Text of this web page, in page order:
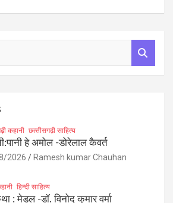
कहानी छत्‍तीसगढ़ी साहित्‍य
हे अमोल -डोरेलाल कैवर्त
2026 Ramesh kumar Chauhan
हिन्दी साहित्य
: मेडल -डॉ. विनोद कुमार वर्मा